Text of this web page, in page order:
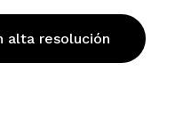
alta resolución